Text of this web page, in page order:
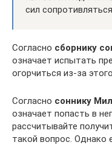
сил сопротивляться.
Согласно сборнику
означает испытать
огорчиться из-за этого.
Согласно соннику
означает попасть в
рассчитывайте
такой вопрос. Однако